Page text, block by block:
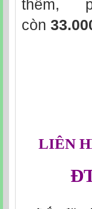
thêm,
còn
LIÊN